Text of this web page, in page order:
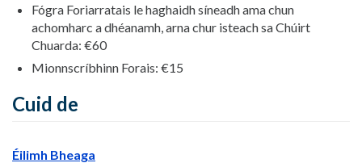
Fógra Foriarratais le haghaidh síneadh ama chun
achomharc a dhéanamh, arna chur isteach sa Chúirt
Chuarda: €60
Mionnscríbhinn Forais: €15
Cuid de
Éilimh Bheaga